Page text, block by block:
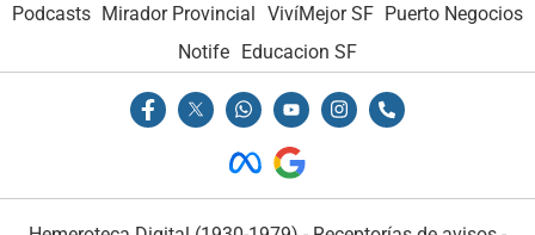
Podcasts Mirador Provincial VivíMejor SF Puerto Negocios
Notife Educacion SF